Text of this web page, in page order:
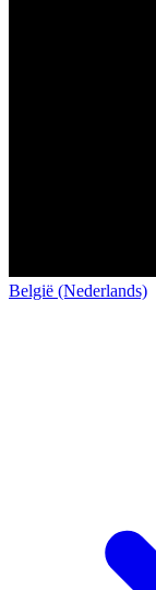
België (Nederlands)